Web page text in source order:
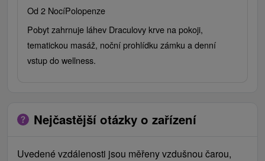
Od 2 NocíPolopenze
Pobyt zahrnuje láhev Draculovy krve na pokoji,
tematickou masáž, noční prohlídku zámku a denní
vstup do wellness.
Nejčastější otázky o zařízení
Uvedené vzdálenosti jsou měřeny vzdušnou čarou,